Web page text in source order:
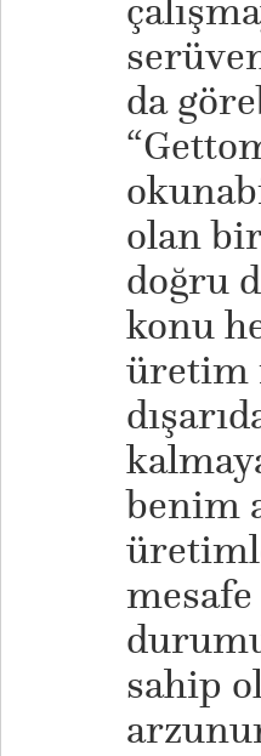
da
olan
doğru
konu
üretim
benim
mesafe
sahip